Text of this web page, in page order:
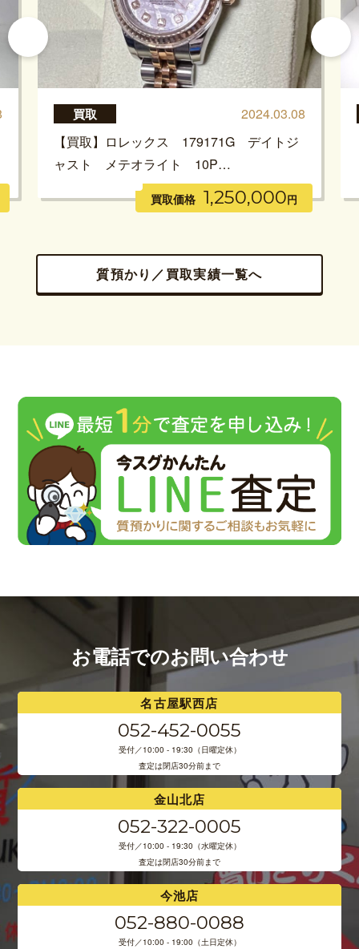
買取
2024.03.08
【買取】ロレックス 179171G デイトジ
ャスト メテオライト 10P…
買取価格 1,250,000円
質預かり／買取実績一覧へ
お電話でのお問い合わせ
名古屋駅西店
052-452-0055
受付／10:00 - 19:30（日曜定休）
査定は閉店30分前まで
金山北店
052-322-0005
受付／10:00 - 19:30（水曜定休）
査定は閉店30分前まで
今池店
052-880-0088
受付／10:00 - 19:00（土日定休）